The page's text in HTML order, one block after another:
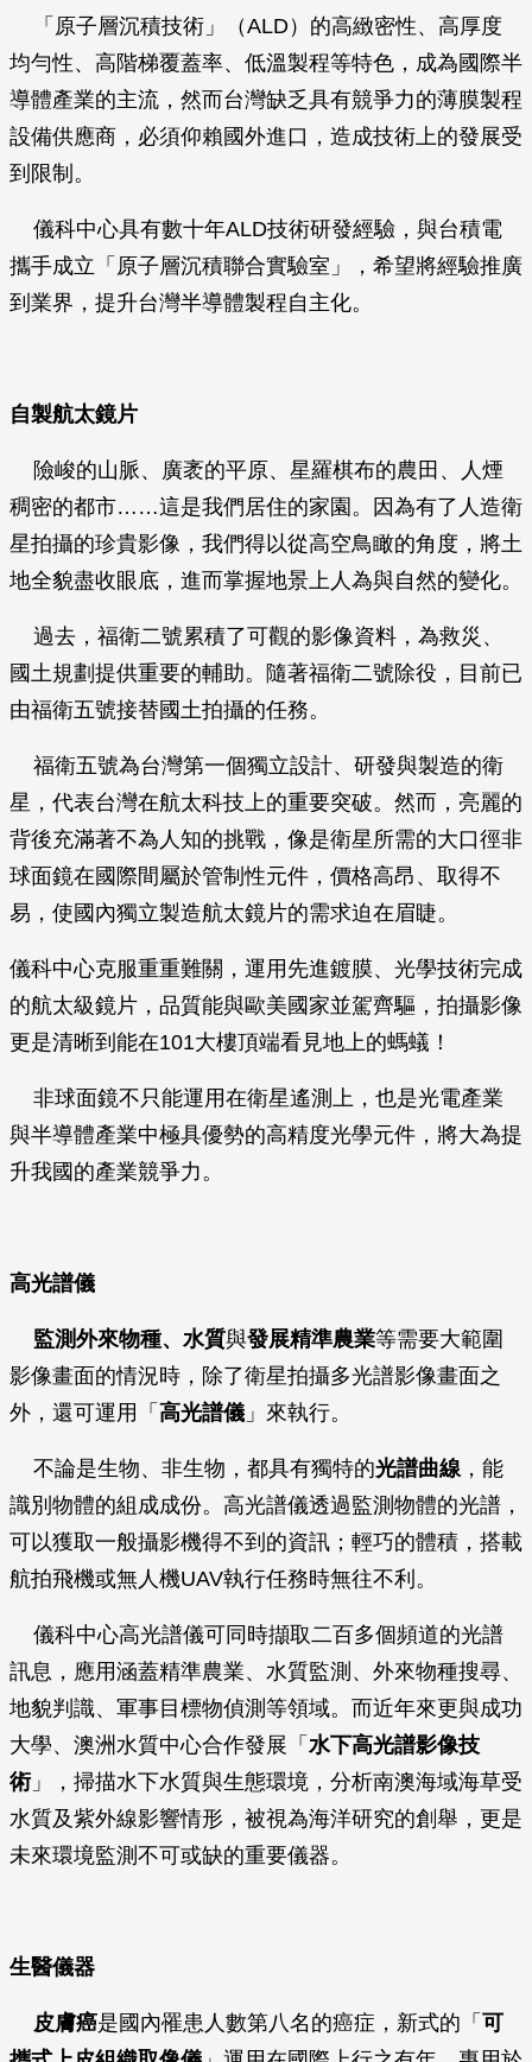
「原子層沉積技術」（ALD）的高緻密性、高厚度
均勻性、高階梯覆蓋率、低溫製程等特色，成為國際半
導體產業的主流，然而台灣缺乏具有競爭力的薄膜製程
設備供應商，必須仰賴國外進口，造成技術上的發展受
到限制。
儀科中心具有數十年ALD技術研發經驗，與台積電
攜手成立「原子層沉積聯合實驗室」，希望將經驗推廣
到業界，提升台灣半導體製程自主化。
自製航太鏡片
險峻的山脈、廣袤的平原、星羅棋布的農田、人煙
稠密的都市……這是我們居住的家園。因為有了人造衛
星拍攝的珍貴影像，我們得以從高空鳥瞰的角度，將土
地全貌盡收眼底，進而掌握地景上人為與自然的變化。
過去，福衛二號累積了可觀的影像資料，為救災、
國土規劃提供重要的輔助。隨著福衛二號除役，目前已
由福衛五號接替國土拍攝的任務。
福衛五號為台灣第一個獨立設計、研發與製造的衛
星，代表台灣在航太科技上的重要突破。然而，亮麗的
背後充滿著不為人知的挑戰，像是衛星所需的大口徑非
球面鏡在國際間屬於管制性元件，價格高昂、取得不
易，使國內獨立製造航太鏡片的需求迫在眉睫。
儀科中心克服重重難關，運用先進鍍膜、光學技術完成
的航太級鏡片，品質能與歐美國家並駕齊驅，拍攝影像
更是清晰到能在101大樓頂端看見地上的螞蟻！
非球面鏡不只能運用在衛星遙測上，也是光電產業
與半導體產業中極具優勢的高精度光學元件，將大為提
升我國的產業競爭力。
高光譜儀
監測外來物種、水質與發展精準農業等需要大範圍
影像畫面的情況時，除了衛星拍攝多光譜影像畫面之
外，還可運用「 高光譜儀 」來執行。
不論是生物、非生物，都具有獨特的光譜曲線，能
識別物體的組成成份。高光譜儀透過監測物體的光譜，
可以獲取一般攝影機得不到的資訊；輕巧的體積，搭載
航拍飛機或無人機UAV執行任務時無往不利。
儀科中心高光譜儀可同時擷取二百多個頻道的光譜
訊息，應用涵蓋精準農業、水質監測、外來物種搜尋、
地貌判識、軍事目標物偵測等領域。而近年來更與成功
大學、澳洲水質中心合作發展「 水下高光譜影像技
術」，掃描水下水質與生態環境，分析南澳海域海草受
水質及紫外線影響情形，被視為海洋研究的創舉，更是
未來環境監測不可或缺的重要儀器。
生醫儀器
皮膚癌是國內罹患人數第八名的癌症，新式的「 可